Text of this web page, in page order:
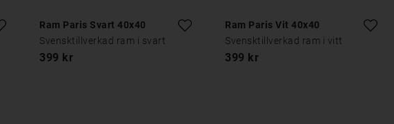
Ram Paris Svart 40x40
Svensktillverkad ram i svart
399 kr
Ram Paris Vit 40x40
Svensktillverkad ram i vitt
399 kr